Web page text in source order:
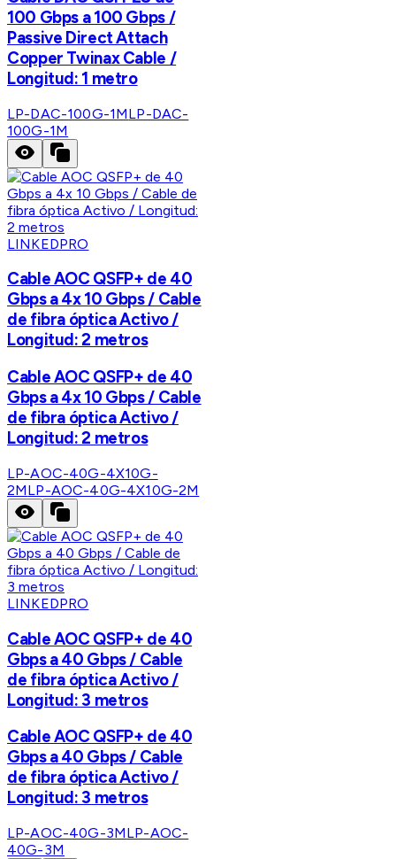
100 Gbps a 100 Gbps /
Passive Direct Attach
Copper Twinax Cable /
Longitud: 1 metro
LP-DAC-100G-1MLP-DAC-
100G-1M
LINKEDPRO
Cable AOC QSFP+ de 40
Gbps a 4x 10 Gbps / Cable
de fibra óptica Activo /
Longitud: 2 metros
Cable AOC QSFP+ de 40
Gbps a 4x 10 Gbps / Cable
de fibra óptica Activo /
Longitud: 2 metros
LP-AOC-40G-4X10G-
2MLP-AOC-40G-4X10G-2M
LINKEDPRO
Cable AOC QSFP+ de 40
Gbps a 40 Gbps / Cable
de fibra óptica Activo /
Longitud: 3 metros
Cable AOC QSFP+ de 40
Gbps a 40 Gbps / Cable
de fibra óptica Activo /
Longitud: 3 metros
LP-AOC-40G-3MLP-AOC-
40G-3M